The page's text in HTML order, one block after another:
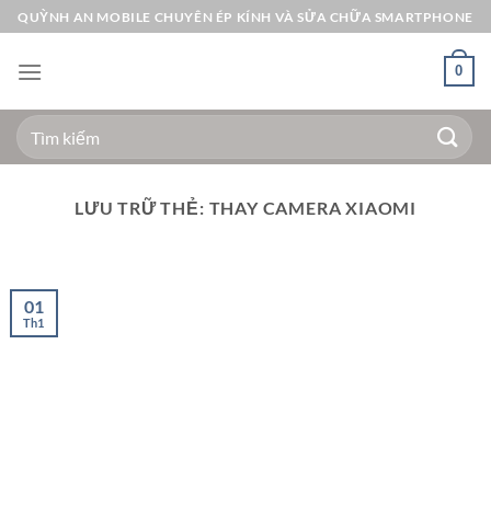
Bỏ
qua
nội
QUỲNH AN MOBILE CHUYÊN ÉP KÍNH VÀ SỬA CHỮA SMARTPHONE
0
Tìm
kiếm:
LƯU TRỮ THẺ: THAY CAMERA XIAOMI
01
Th1